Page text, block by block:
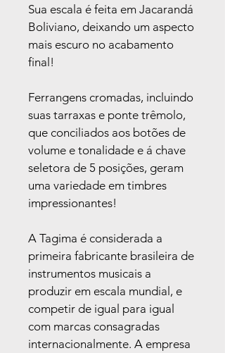
Sua escala é feita em Jacarandá
Boliviano, deixando um aspecto
mais escuro no acabamento
final!
Ferrangens cromadas, incluindo
suas tarraxas e ponte trêmolo,
que conciliados aos botões de
volume e tonalidade e á chave
seletora de 5 posições, geram
uma variedade em timbres
impressionantes!
A Tagima é considerada a
primeira fabricante brasileira de
instrumentos musicais a
produzir em escala mundial, e
competir de igual para igual
com marcas consagradas
internacionalmente. A empresa